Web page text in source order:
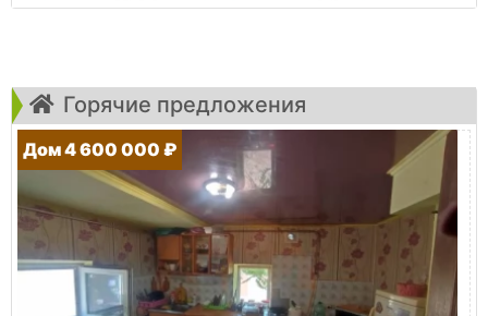
Горячие предложения
Дом 4 600 000 ₽